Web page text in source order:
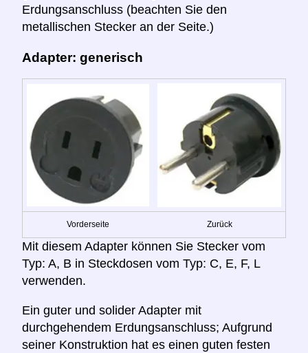
Erdungsanschluss (beachten Sie den
metallischen Stecker an der Seite.)
Adapter: generisch
Vorderseite Zurück
Mit diesem Adapter können Sie Stecker vom
Typ: A, B in Steckdosen vom Typ: C, E, F, L
verwenden.
Ein guter und solider Adapter mit
durchgehendem Erdungsanschluss; Aufgrund
seiner Konstruktion hat es einen guten festen